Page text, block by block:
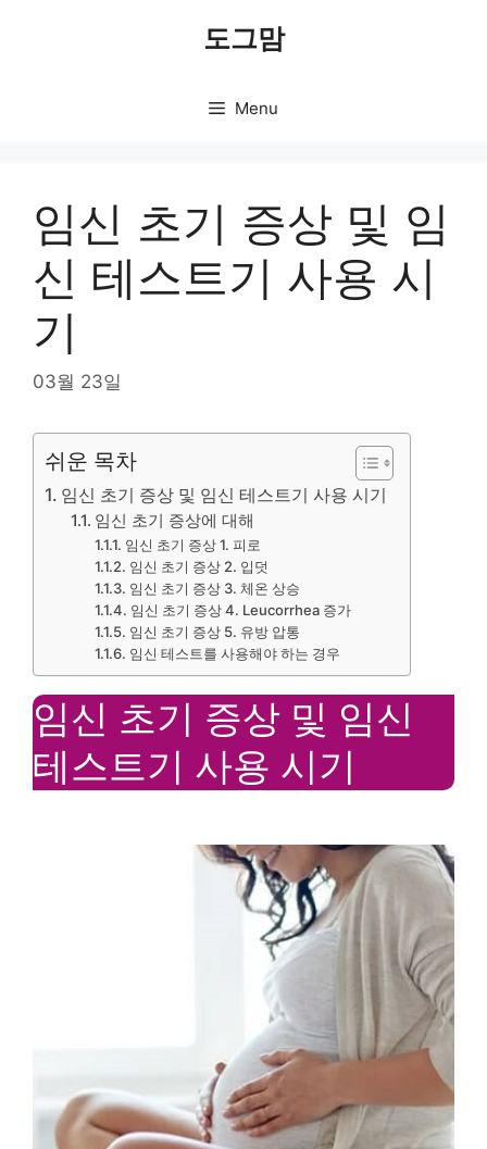
도그맘
Menu
임신 초기 증상 및 임
신 테스트기 사용 시
기
03월 23일
쉬운 목차
임신 초기 증상 및 임신 테스트기 사용 시기
임신 초기 증상에 대해
임신 초기 증상 1. 피로
임신 초기 증상 2. 입덧
임신 초기 증상 3. 체온 상승
임신 초기 증상 4. Leucorrhea 증가
임신 초기 증상 5. 유방 압통
임신 테스트를 사용해야 하는 경우
임신 초기 증상 및 임신
테스트기 사용 시기